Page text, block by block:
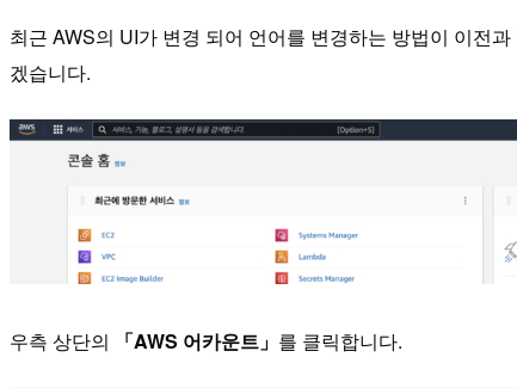
최근 AWS의 UI가 변경 되어 언어를 변경하는 방법이 이전
겠습니다.
우측 상단의 「AWS 어카운트」 를 클릭합니다.